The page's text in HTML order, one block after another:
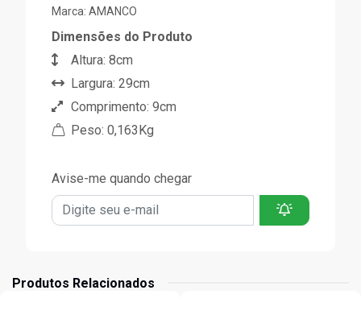
Marca: AMANCO
Dimensões do Produto
Altura: 8cm
Largura: 29cm
Comprimento: 9cm
Peso: 0,163Kg
Avise-me quando chegar
Produtos Relacionados